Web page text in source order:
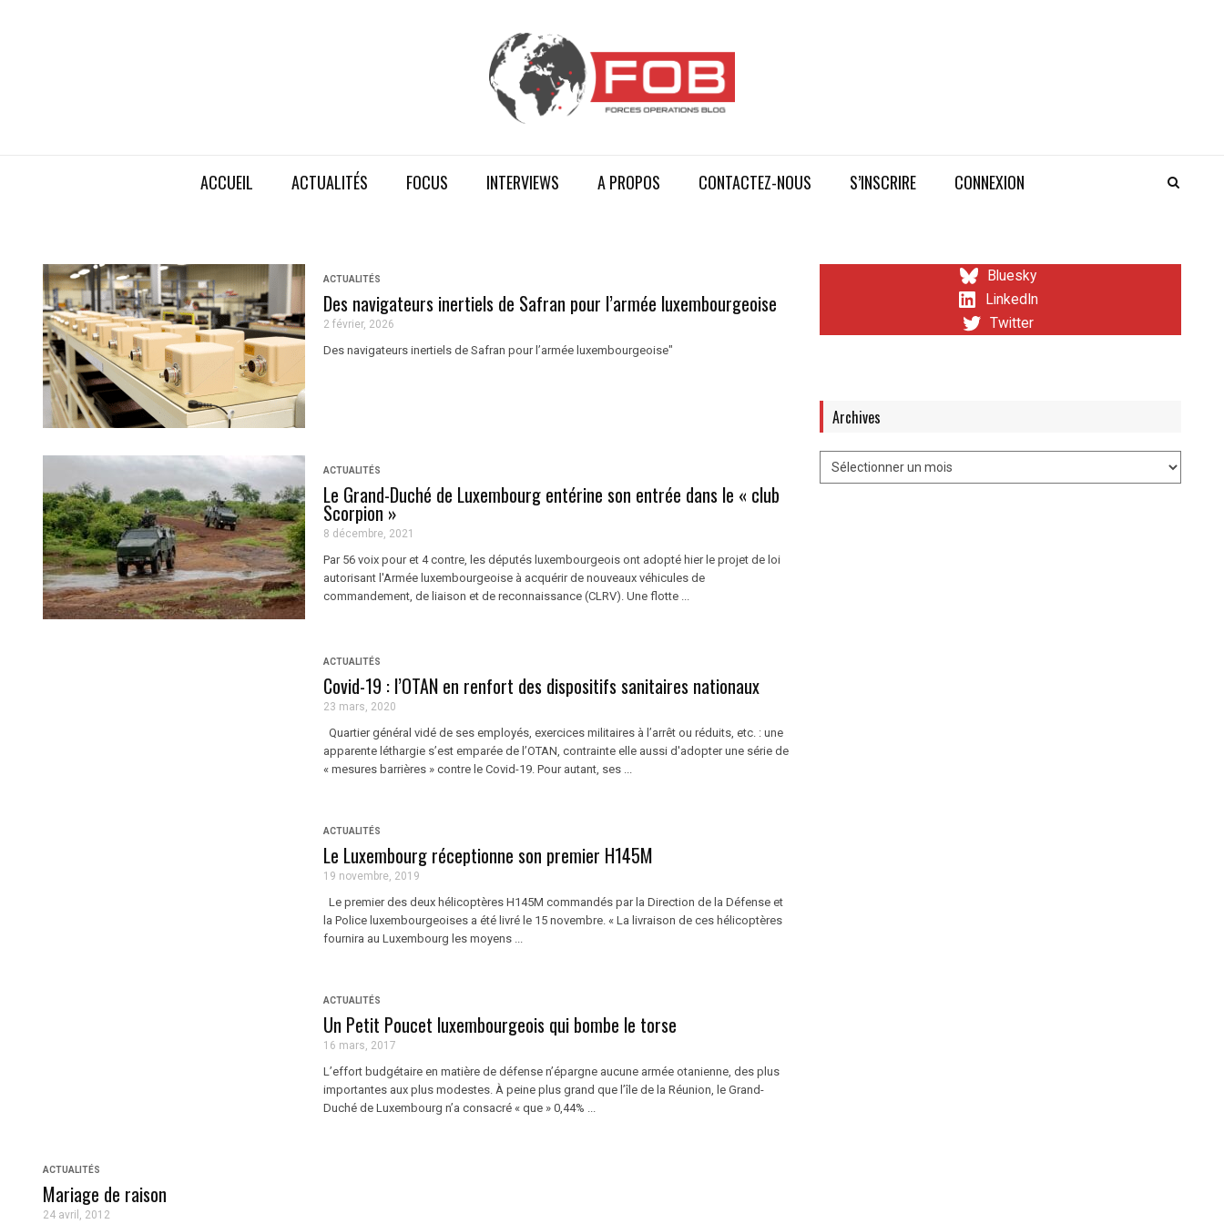
ACCUEIL ACTUALITÉS FOCUS INTERVIEWS A PROPOS CONTACTEZ-NOUS S’INSCRIRE CONNEXION
ACTUALITÉS
Des navigateurs inertiels de Safran pour l’armée luxembourgeoise
2 février, 2026
Des navigateurs inertiels de Safran pour l’armée luxembourgeoise"
ACTUALITÉS
Le Grand-Duché de Luxembourg entérine son entrée dans le « club
Scorpion »
8 décembre, 2021
Par 56 voix pour et 4 contre, les députés luxembourgeois ont adopté hier le projet de loi
autorisant l'Armée luxembourgeoise à acquérir de nouveaux véhicules de
commandement, de liaison et de reconnaissance (CLRV). Une flotte ...
ACTUALITÉS
Covid-19 : l’OTAN en renfort des dispositifs sanitaires nationaux
23 mars, 2020
Quartier général vidé de ses employés, exercices militaires à l’arrêt ou réduits, etc. : une
apparente léthargie s’est emparée de l’OTAN, contrainte elle aussi d'adopter une série de
« mesures barrières » contre le Covid-19. Pour autant, ses ...
ACTUALITÉS
Le Luxembourg réceptionne son premier H145M
19 novembre, 2019
Le premier des deux hélicoptères H145M commandés par la Direction de la Défense et
la Police luxembourgeoises a été livré le 15 novembre. « La livraison de ces hélicoptères
fournira au Luxembourg les moyens ...
ACTUALITÉS
Un Petit Poucet luxembourgeois qui bombe le torse
16 mars, 2017
L’effort budgétaire en matière de défense n’épargne aucune armée otanienne, des plus
importantes aux plus modestes. À peine plus grand que l’île de la Réunion, le Grand-
Duché de Luxembourg n’a consacré « que » 0,44% ...
ACTUALITÉS
Mariage de raison
24 avril, 2012
Bluesky
LinkedIn
Twitter
Archives